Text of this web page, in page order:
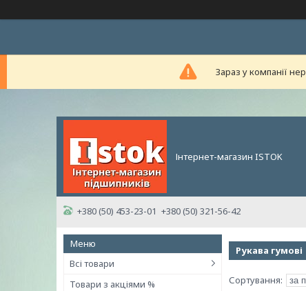
Зараз у компанії
Інтернет-магазин ISTOK
+380 (50) 453-23-01 +380 (50) 321-56-42
Всі товари
Товари з акціями %
Рукава гумові